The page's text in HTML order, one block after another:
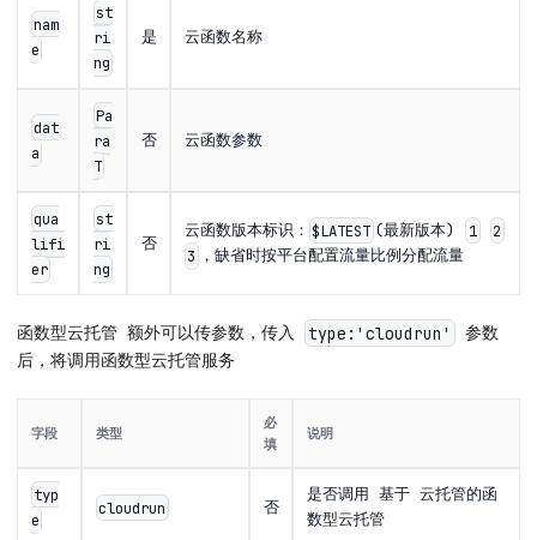
nam
e
st
ri
ng
是 云函数名称
dat
a
Pa
ra
T
否 云函数参数
qua
lifi
er
st
ri
ng
否
云函数版本标识： $LATEST (最新版本) 1
2
3 ，缺省时按平台配置流量比例分配流量
函数型云托管 额外可以传参数，传入 type:'cloudrun'
参数
后，将调用函数型云托管服务
字段 类型
必
填
说明
typ
e
cloudrun 否
是否调用 基于 云托管的函
数型云托管